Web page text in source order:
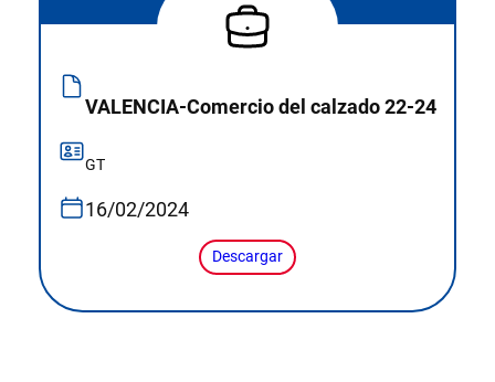
VALENCIA-Comercio del calzado 22-24
GT
16/02/2024
Descargar